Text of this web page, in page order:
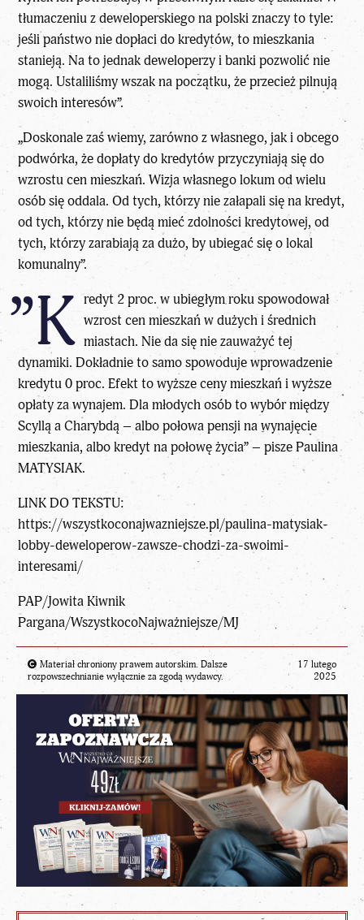
tłumaczeniu z deweloperskiego na polski znaczy to tyle:
jeśli państwo nie dopłaci do kredytów, to mieszkania
stanieją. Na to jednak deweloperzy i banki pozwolić nie
mogą. Ustaliliśmy wszak na początku, że przecież pilnują
swoich interesów”.
„Doskonale zaś wiemy, zarówno z własnego, jak i obcego
podwórka, że dopłaty do kredytów przyczyniają się do
wzrostu cen mieszkań. Wizja własnego lokum od wielu
osób się oddala. Od tych, którzy nie załapali się na kredyt,
od tych, którzy nie będą mieć zdolności kredytowej, od
tych, którzy zarabiają za dużo, by ubiegać się o lokal
komunalny”.
”K redyt 2 proc. w ubiegłym roku spowodował
wzrost cen mieszkań w dużych i średnich
miastach. Nie da się nie zauważyć tej
dynamiki. Dokładnie to samo spowoduje wprowadzenie
kredytu 0 proc. Efekt to wyższe ceny mieszkań i wyższe
opłaty za wynajem. Dla młodych osób to wybór między
Scyllą a Charybdą – albo połowa pensji na wynajęcie
mieszkania, albo kredyt na połowę życia” – piszePaulina
MATYSIAK.
LINK DO TEKSTU:
https://wszystkoconajwazniejsze.pl/paulina-matysiak-
lobby-deweloperow-zawsze-chodzi-za-swoimi-
interesami/
PAP/Jowita Kiwnik
Pargana/WszystkocoNajważniejsze/MJ
Materiał chroniony prawem autorskim. Dalsze
rozpowszechnianie wyłącznie za zgodą wydawcy.
17 lutego
2025